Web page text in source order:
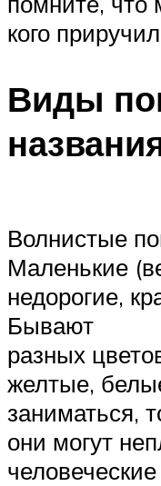
кого
Виды
Волнистые
Маленькие
недорогие,
Бывают
разных
желтые,
заниматься,
они могут